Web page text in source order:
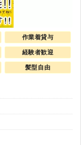
作業着貸与
経験者歓迎
髪型自由